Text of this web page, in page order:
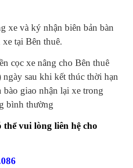
xe và ký nhận biên bản bàn
tại Bên thuê.
cọc xe nâng cho Bên thuê
sau khi kết thúc thời hạn
bào giao nhận lại xe trong
bình thường
vui lòng liên hệ cho